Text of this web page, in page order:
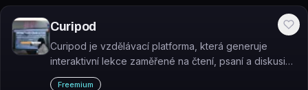
Curipod
Curipod je vzdělávací platforma, která generuje
interaktivní lekce zaměřené na čtení, psaní a diskusi
přímo ve třídě.
Freemium